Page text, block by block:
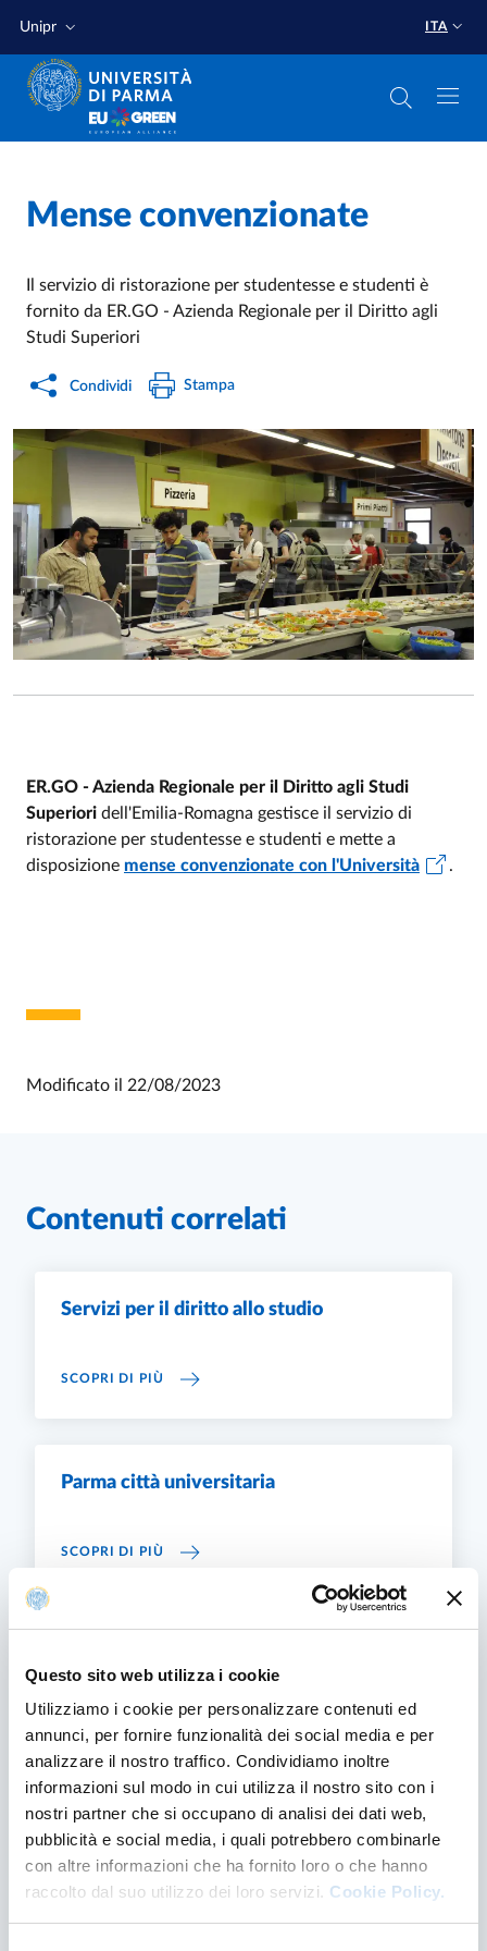
Questo sito web utilizza i cookie
Utilizziamo i cookie per personalizzare contenuti ed
annunci, per fornire funzionalità dei social media e per
analizzare il nostro traffico. Condividiamo inoltre
informazioni sul modo in cui utilizza il nostro sito con i
nostri partner che si occupano di analisi dei dati web,
pubblicità e social media, i quali potrebbero combinarle
con altre informazioni che ha fornito loro o che hanno
raccolto dal suo utilizzo dei loro servizi. Cookie Policy.
Unipr ITA
Home /
Mense convenzionate
Il servizio di ristorazione per studentesse e studenti è
fornito da ER.GO - Azienda Regionale per il Diritto agli
Studi Superiori
Condividi Stampa
ER.GO - Azienda Regionale per il Diritto agli Studi
Superiori dell'Emilia-Romagna gestisce il servizio di
ristorazione per studentesse e studenti e mette a
disposizione​​ mense convenzionate con l'Università .
Modificato il 22/08/2023
Contenuti correlati
Servizi per il diritto allo studio
SCOPRI DI PIÙ SERVIZI PER IL DIRITTO ALLO STUDIO
Parma città universitaria
SCOPRI DI PIÙ PARMA CITTÀ UNIVERSITARIA
Vivere la città